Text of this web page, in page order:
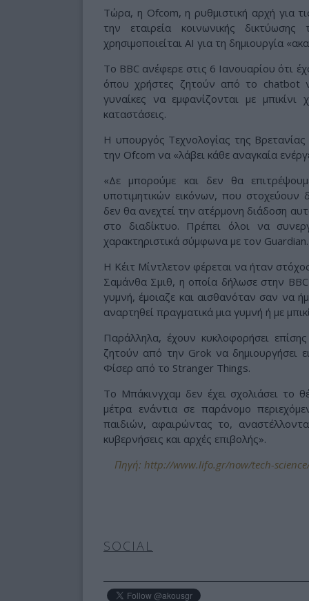
Τώρα, η Ofcom, η ρυθμιστική αρχή για
την εταιρεία κοινωνικής
χρησιμοποιείται AI για τη δημιουργία
Το BBC ανέφερε στις 6 Ιανουαρίου ότι
όπου χρήστες ζητούν από το chatbot
γυναίκες να εμφανίζονται με
καταστάσεις.
Η υπουργός Τεχνολογίας της
την Ofcom να «λάβει κάθε αναγκαία
«Δε μπορούμε και δεν θα
υποτιμητικών εικόνων, που στοχεύουν
δεν θα ανεχτεί την ατέρμονη διάδοση
στο διαδίκτυο. Πρέπει όλοι να
χαρακτηριστικά σύμφωνα με τον Guardian.
Η Κέιτ Μίντλετον φέρεται να ήταν
Σαμάνθα Σμιθ, η οποία δήλωσε στην
γυμνή, έμοιαζε και αισθανόταν σαν να
αναρτηθεί πραγματικά μια γυμνή ή με
Παράλληλα, έχουν κυκλοφορήσει
ζητούν από την Grok να δημιουργήσει
Φίσερ από το Stranger Things.
Το Μπάκινγχαμ δεν έχει σχολιάσει το
μέτρα ενάντια σε παράνομο
παιδιών, αφαιρώντας το,
κυβερνήσεις και αρχές επιβολής».
Πηγή: http://www.lifo.gr/now/tech-
SOCIAL